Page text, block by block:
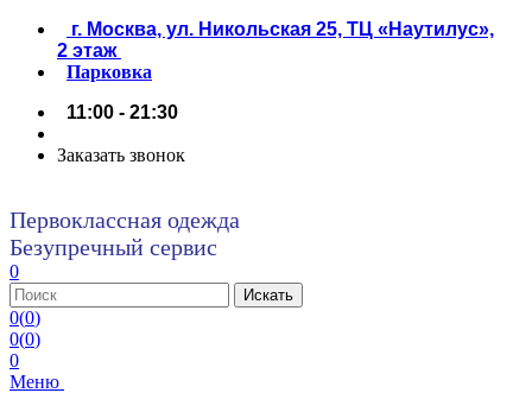
г. Москва, ул. Никольская 25, ТЦ «Наутилус»,
2 этаж
Парковка
11:00 - 21:30
Заказать звонок
Первоклассная одежда
Безупречный сервис
0
0(0)
0(0)
0
Меню